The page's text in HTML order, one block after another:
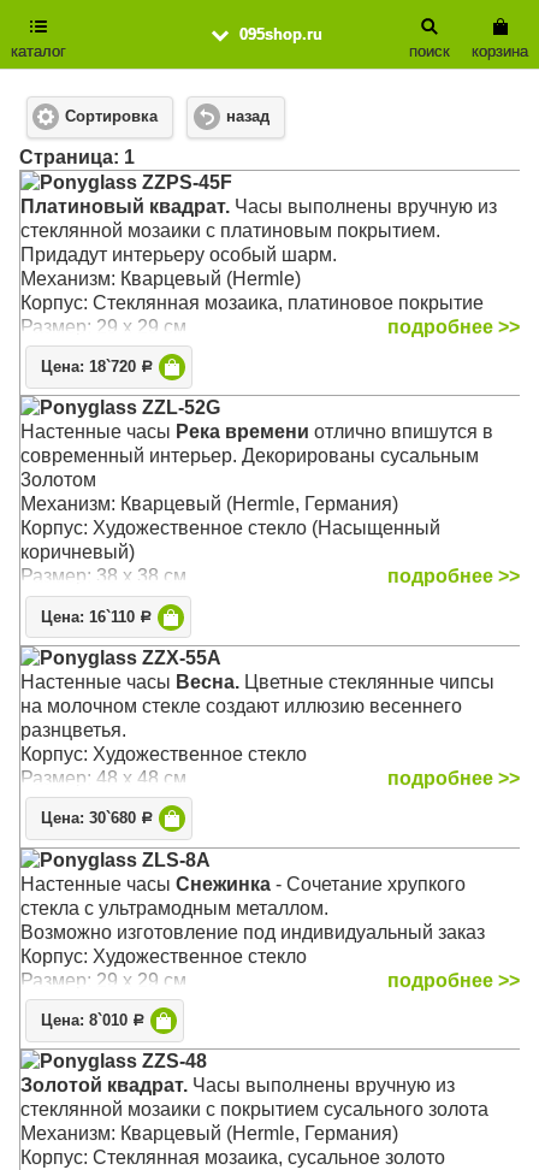
095shop.ru
каталог
корзина
поиск
Сортировка назад
Cтраница: 1
Ponyglass ZZPS-45F
Платиновый квадрат. Часы выполнены вручную из
стеклянной мозаики с платиновым покрытием.
Придадут интерьеру особый шарм.
Механизм: Кварцевый (Hermle)
Корпус: Стеклянная мозаика, платиновое покрытие
Размер: 29 х 29 см
подробнее >>
Цена: 18`720 Р
Ponyglass ZZL-52G
Настенные часы Река времени отлично впишутся в
современный интерьер. Декорированы сусальным
3oлотом
Механизм: Кварцевый (Hermle, Германия)
Корпус: Художественное стекло (Насыщенный
коричневый)
Размер: 38 х 38 см
подробнее >>
Цена: 16`110 Р
Ponyglass ZZX-55A
Настенные часы Весна. Цветные стеклянные чипсы
на молочном стекле создают иллюзию весеннего
разнцветья.
Корпус: Художественное стекло
Размер: 48 х 48 см
подробнее >>
Цена: 30`680 Р
Ponyglass ZLS-8A
Настенные часы Снежинка - Сочетание хрупкого
стекла с ультрамодным металлом.
Возможно изготовление под индивидуальный заказ
Корпус: Художественное стекло
Размер: 29 х 29 см
подробнее >>
Цена: 8`010 Р
Ponyglass ZZS-48
Золотой квадрат. Часы выполнены вручную из
стеклянной мозаики с покрытием сусального золота
Механизм: Кварцевый (Hermle, Германия)
Корпус: Стеклянная мозаика, сусальное золото